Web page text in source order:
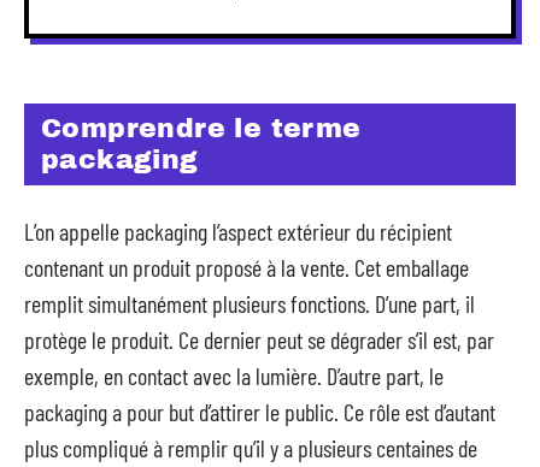
Comprendre le terme
packaging
L’on appelle packaging l’aspect extérieur du récipient
contenant un produit proposé à la vente. Cet emballage
remplit simultanément plusieurs fonctions. D’une part, il
protège le produit. Ce dernier peut se dégrader s’il est, par
exemple, en contact avec la lumière. D’autre part, le
packaging a pour but d’attirer le public. Ce rôle est d’autant
plus compliqué à remplir qu’il y a plusieurs centaines de